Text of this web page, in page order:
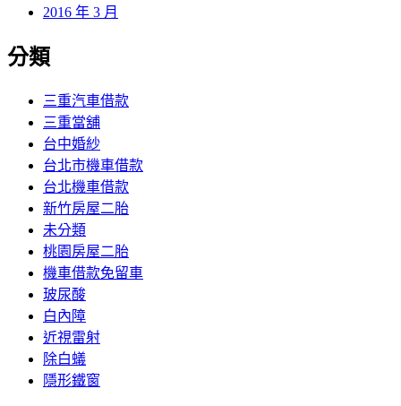
2016 年 3 月
分類
三重汽車借款
三重當舖
台中婚紗
台北市機車借款
台北機車借款
新竹房屋二胎
未分類
桃園房屋二胎
機車借款免留車
玻尿酸
白內障
近視雷射
除白蟻
隱形鐵窗